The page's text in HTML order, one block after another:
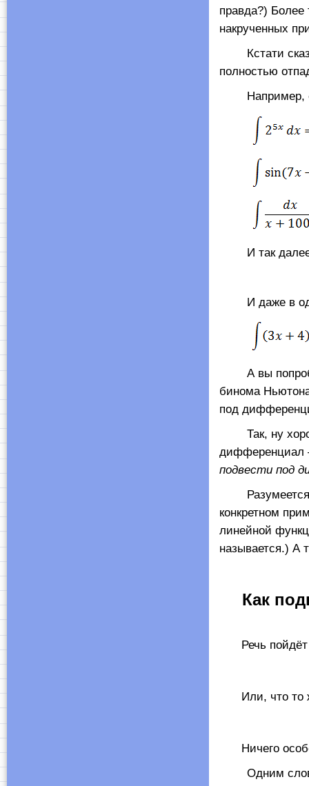
правда?)
накрученных
Кстати
полностью
Например,
И так
И даже в один
А вы
бинома
под
Так, ну
дифференциал
подвести под
Разумеется,
конкретном
линейной
называется.) А
Как
Речь
Или, что
Ничего
Одним